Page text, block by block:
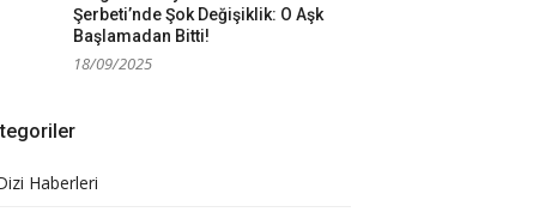
Şerbeti’nde Şok Değişiklik: O Aşk
Başlamadan Bitti!
18/09/2025
Haberleri